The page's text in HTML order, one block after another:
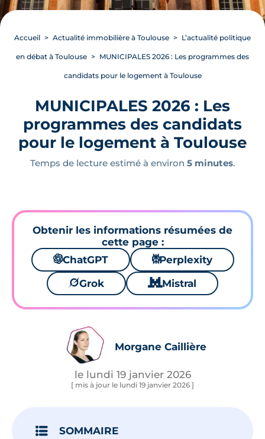
Accueil Actualité immobilière à Toulouse L’actualité politique
en débat à Toulouse MUNICIPALES 2026 : Les programmes des
candidats pour le logement à Toulouse
MUNICIPALES 2026 : Les
programmes des candidats
pour le logement à Toulouse
Temps de lecture estimé à environ 5 minutes.
Obtenir les informations résumées de
cette page :
🌌ChatGPT ⚙Perplexity
🪐Grok 🐱 Mistral
Morgane Caillière
le lundi 19 janvier 2026
[ mis à jour le lundi 19 janvier 2026 ]
SOMMAIRE